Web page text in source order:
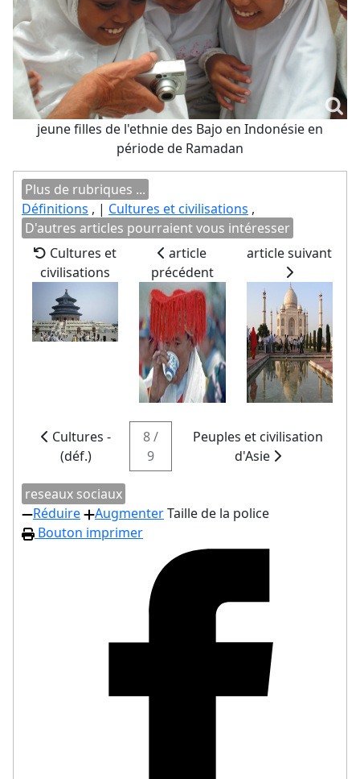
jeune filles de l'ethnie des Bajo en Indonésie en
période de Ramadan
Plus de rubriques ...
Définitions , | Cultures et civilisations ,
D'autres articles pourraient vous intéresser
Cultures et
civilisations
article
précédent
article suivant
Cultures -
(déf.)
8 /
9
Peuples et civilisation
d'Asie
reseaux sociaux
Réduire
AugmenterTaille de la police
Bouton imprimer